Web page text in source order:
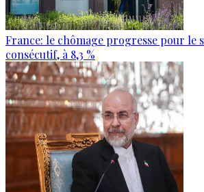
France: le chômage progresse pour le
consécutif, à 8,3 %